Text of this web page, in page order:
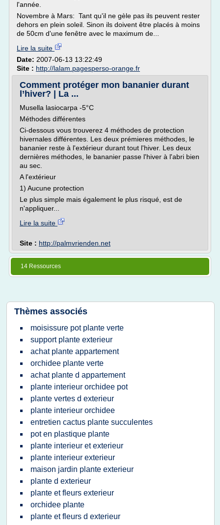
l'année.
Novembre à Mars: Tant qu'il ne gèle pas ils peuvent rester
dehors en plein soleil. Sinon ils doivent être placés à moins
de 50cm d'une fenêtre avec le maximum de...
Lire la suite
Date: 2007-06-13 13:22:49
Site : http://lalam.pagesperso-orange.fr
Comment protéger mon bananier durant
l’hiver? | La ...
Musella lasiocarpa -5°C
Méthodes différentes
Ci-dessous vous trouverez 4 méthodes de protection
hivernales différentes. Les deux prémieres méthodes, le
bananier reste à l'extérieur durant tout l'hiver. Les deux
dernières méthodes, le bananier passe l'hiver à l'abri bien
au sec.
A l'extérieur
1) Aucune protection
Le plus simple mais également le plus risqué, est de
n'appliquer...
Lire la suite
Site : http://palmvrienden.net
14 Ressources
Thèmes associés
moisissure pot plante verte
support plante exterieur
achat plante appartement
orchidee plante verte
achat plante d appartement
plante interieur orchidee pot
plante vertes d exterieur
plante interieur orchidee
entretien cactus plante succulentes
pot en plastique plante
plante interieur et exterieur
plante interieur exterieur
maison jardin plante exterieur
plante d exterieur
plante et fleurs exterieur
orchidee plante
plante et fleurs d exterieur